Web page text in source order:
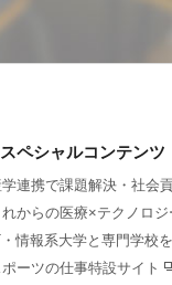
スペシャルコンテンツ
連携で課題解決・社会
からの医療×テクノロジ
情報系大学と専門学校
ーツの仕事特設サイト